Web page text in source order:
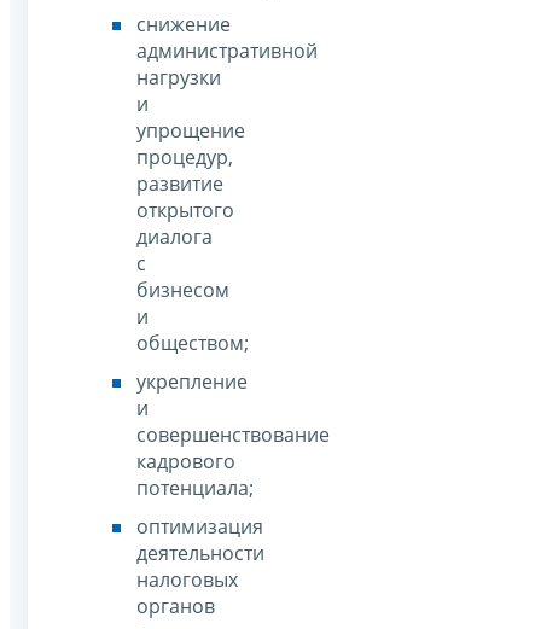
снижение
административной
нагрузки
и
упрощение
процедур,
развитие
открытого
диалога
с
бизнесом
и
обществом;
укрепление
и
совершенствование
кадрового
потенциала;
оптимизация
деятельности
налоговых
органов